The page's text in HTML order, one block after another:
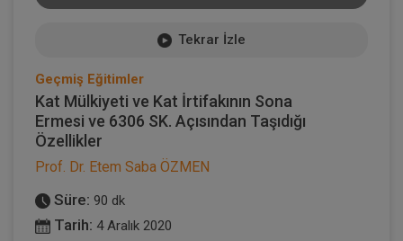
Tekrar İzle
Geçmiş Eğitimler
Kat Mülkiyeti ve Kat İrtifakının Sona
Ermesi ve 6306 SK. Açısından Taşıdığı
Özellikler
Prof. Dr. Etem Saba ÖZMEN
Süre: 90 dk
Tarih: 4 Aralık 2020